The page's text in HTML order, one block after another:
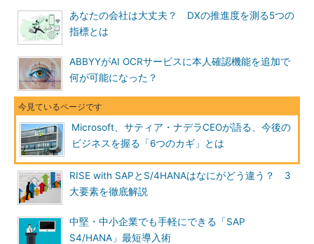
あなたの会社は大丈夫？ DXの推進度を測る5つの
指標とは
ABBYYがAI OCRサービスに本人確認機能を追加で
何が可能になった？
Microsoft、サティア・ナデラCEOが語る、今後の
ビジネスを握る「6つのカギ」とは
RISE with SAPとS/4HANAはなにがどう違う？ 3
大要素を徹底解説
中堅・中小企業でも手軽にできる「SAP
S4/HANA」最短導入術